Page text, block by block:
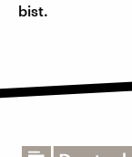
bist.